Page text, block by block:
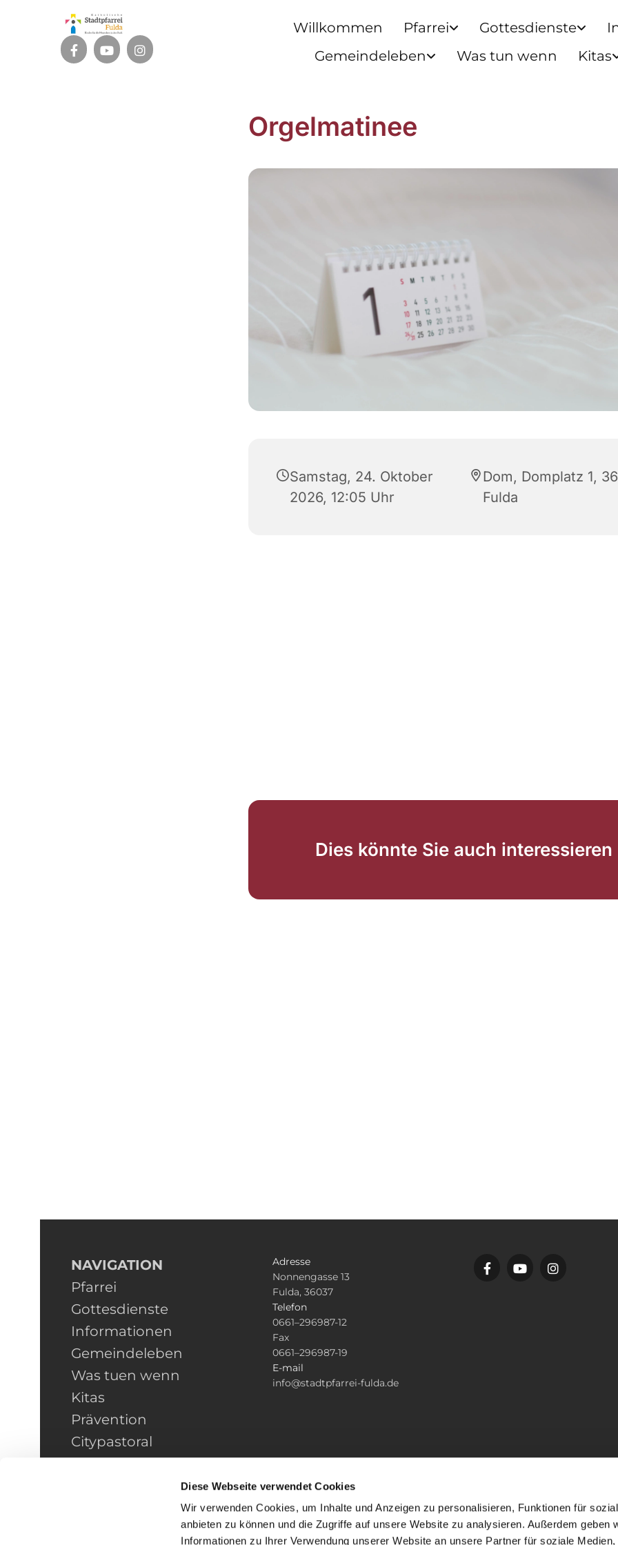
Diese Webseite verwendet Cookies
Wir verwenden Cookies, um Inhalte und Anzeigen zu personalisieren, Funktionen für
anbieten zu können und die Zugriffe auf unsere Website zu analysieren. Außerdem geben
Informationen zu Ihrer Verwendung unserer Website an unsere Partner für soziale Medien,
Willkommen Pfarrei Gottesdienste
Gemeindeleben
Was tun wenn Kitas
Orgelmatinee
Samstag, 24. Oktober
2026, 12:05 Uhr
Dom, Domplatz 1,
Fulda
Dies könnte Sie auch interessieren
NAVIGATION
Pfarrei
Gottesdienste
Informationen
Gemeindeleben
Was tuen wenn
Kitas
Prävention
Citypastoral
Kontakt
HINWEISGEBERSCHUTZ
Adresse
Nonnengasse 13
Fulda, 36037
Telefon
0661–296987-12
Fax
0661–296987-19
E-mail
info@stadtpfarrei-fulda.de